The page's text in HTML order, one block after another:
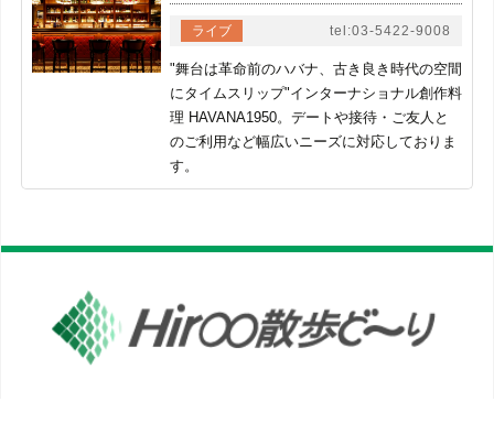
ライブ tel:03-5422-9008
"舞台は革命前のハバナ、古き良き時代の空間
にタイムスリップ"インターナショナル創作料
理 HAVANA1950。デートや接待・ご友人と
のご利用など幅広いニーズに対応しておりま
す。